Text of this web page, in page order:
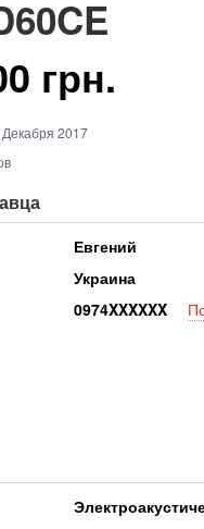
грн.
2017
Евгений
Украина
0974XXXXXX